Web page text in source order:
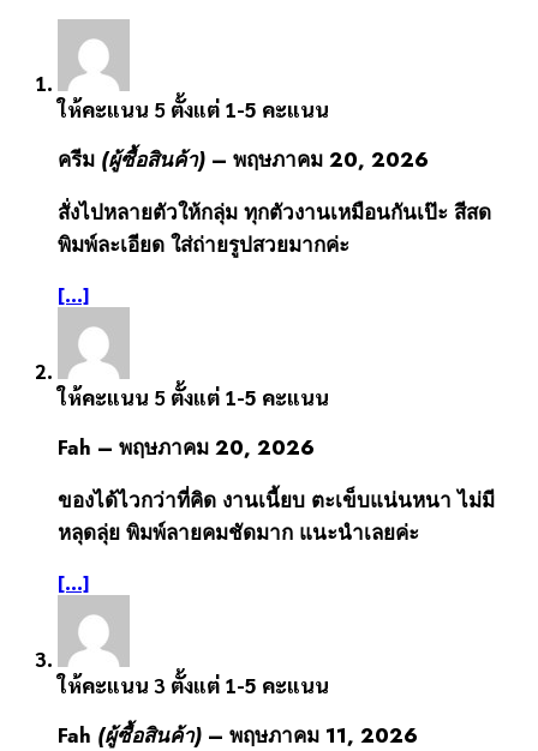
ให้คะแนน 5 ตั้งแต่ 1-5 คะแนน
ครีม (ผู้ซื้อสินค้า) – พฤษภาคม 20, 2026
สั่งไปหลายตัวให้กลุ่ม ทุกตัวงานเหมือนกันเป๊ะ สีสด
พิมพ์ละเอียด ใส่ถ่ายรูปสวยมากค่ะ
[...]
ให้คะแนน 5 ตั้งแต่ 1-5 คะแนน
Fah – พฤษภาคม 20, 2026
ของได้ไวกว่าที่คิด งานเนี้ยบ ตะเข็บแน่นหนา ไม่มี
หลุดลุ่ย พิมพ์ลายคมชัดมาก แนะนำเลยค่ะ
[...]
ให้คะแนน 3 ตั้งแต่ 1-5 คะแนน
Fah (ผู้ซื้อสินค้า) – พฤษภาคม 11, 2026